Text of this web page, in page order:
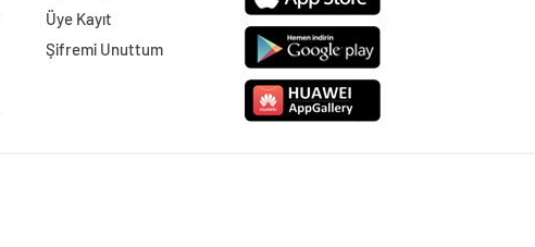
Üye Kayıt
Şifremi Unuttum